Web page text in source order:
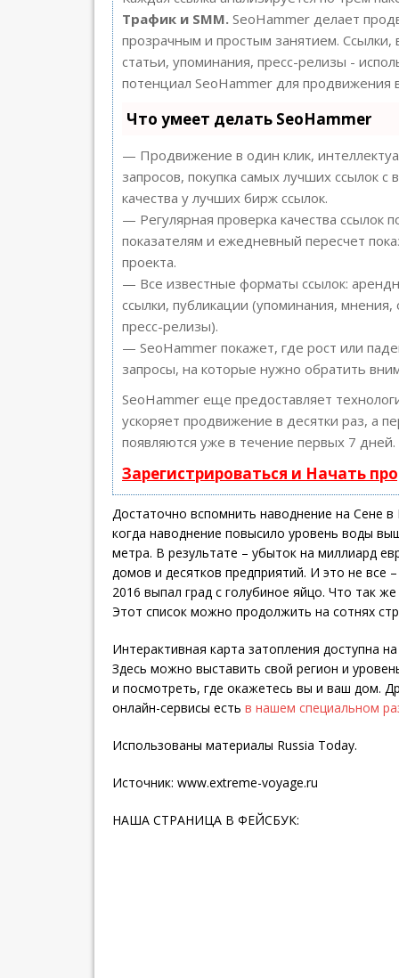
Трафик и SMM. SeoHammer делает
прозрачным и простым занятием. Ссылки,
статьи, упоминания, пресс-релизы -
потенциал SeoHammer для продвижения
Что умеет делать SeoHammer
— Продвижение в один клик,
запросов, покупка самых лучших ссылок с
качества у лучших бирж ссылок.
— Регулярная проверка качества ссылок
показателям и ежедневный пересчет
проекта.
— Все известные форматы ссылок:
ссылки, публикации (упоминания, мнения,
пресс-релизы).
— SeoHammer покажет, где рост или
запросы, на которые нужно обратить
SeoHammer еще предоставляет
ускоряет продвижение в десятки раз, а
появляются уже в течение первых 7 дней.
Зарегистрироваться и Начать
Достаточно вспомнить наводнение на Сене в
когда наводнение повысило уровень воды
метра. В результате – убыток на миллиард
домов и десятков предприятий. И это не все
2016 выпал град с голубиное яйцо. Что так
Этот список можно продолжить на сотнях
Интерактивная карта затопления доступна
Здесь можно выставить свой регион и
и посмотреть, где окажетесь вы и ваш дом.
онлайн-сервисы есть в нашем специальном
Использованы материалы Russia Today.
Источник: www.extreme-voyage.ru
НАША СТРАНИЦА В ФЕЙСБУК: